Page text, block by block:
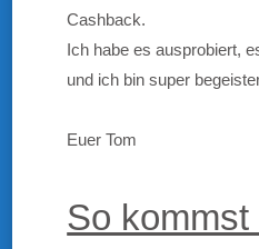
Cashback.
Ich habe es ausprobiert,
und ich bin super
Euer Tom
So kommst